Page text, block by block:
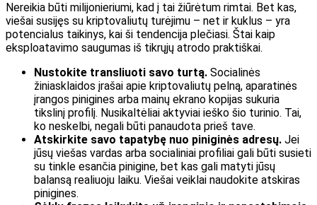
Nereikia būti milijonieriumi, kad į tai žiūrėtum rimtai. Bet kas,
viešai susijęs su kriptovaliutų turėjimu – net ir kuklus – yra
potencialus taikinys, kai ši tendencija plečiasi. Štai kaip
eksploatavimo saugumas iš tikrųjų atrodo praktiškai.
Nustokite transliuoti savo turtą. Socialinės
žiniasklaidos įrašai apie kriptovaliutų pelną, aparatinės
įrangos pinigines arba mainų ekrano kopijas sukuria
tikslinį profilį. Nusikaltėliai aktyviai ieško šio turinio. Tai,
ko neskelbi, negali būti panaudota prieš tave.
Atskirkite savo tapatybę nuo piniginės adresų. Jei
jūsų viešas vardas arba socialiniai profiliai gali būti susieti
su tinkle esančia pinigine, bet kas gali matyti jūsų
balansą realiuoju laiku. Viešai veiklai naudokite atskiras
pinigines.